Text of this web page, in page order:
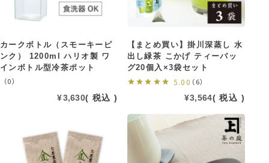
カークボトル（スモーキーピ
ンク） 1200ml ハリオ製 ワ
インボトル型冷茶ポット
（0）
¥3,630 税込
【まとめ買い】掛川深蒸し 水
出し緑茶 こかげ ティーバッ
グ20個入×3袋セット
5.00 （6）
¥3,564 税込